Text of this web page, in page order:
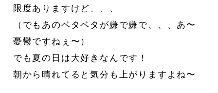
限度ありますけど、、、
（でもあのベタベタが嫌で嫌で、、、あ〜
憂鬱ですねぇ〜）
でも夏の日は大好きなんです！
朝から晴れてると気分も上がりますよね〜